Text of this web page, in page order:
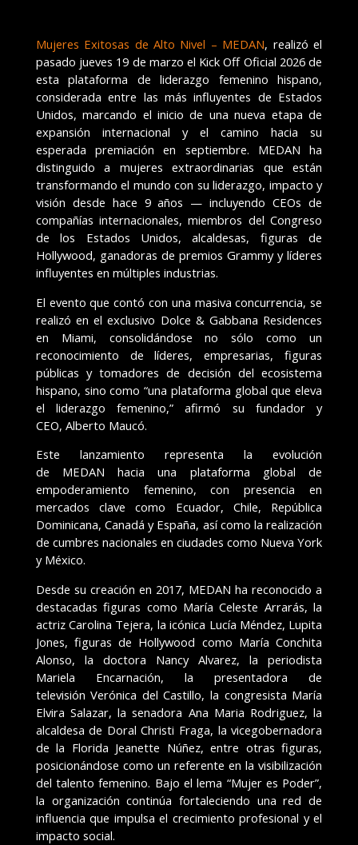
Mujeres Exitosas de Alto Nivel – MEDAN, realizó el
pasado jueves 19 de marzo el Kick Off Oficial 2026 de
esta plataforma de liderazgo femenino hispano,
considerada entre las más influyentes de Estados
Unidos, marcando el inicio de una nueva etapa de
expansión internacional y el camino hacia su
esperada premiación en septiembre. MEDAN ha
distinguido a mujeres extraordinarias que están
transformando el mundo con su liderazgo, impacto y
visión desde hace 9 años — incluyendo CEOs de
compañías internacionales, miembros del Congreso
de los Estados Unidos, alcaldesas, figuras de
Hollywood, ganadoras de premios Grammy y líderes
influyentes en múltiples industrias.
El evento que contó con una masiva concurrencia, se
realizó en el exclusivo Dolce & Gabbana Residences
en Miami, consolidándose no sólo como un
reconocimiento de líderes, empresarias, figuras
públicas y tomadores de decisión del ecosistema
hispano, sino como “una plataforma global que eleva
el liderazgo femenino,” afirmó su fundador y
CEO, Alberto Maucó.
Este lanzamiento representa la evolución
de MEDAN hacia una plataforma global de
empoderamiento femenino, con presencia en
mercados clave como Ecuador, Chile, República
Dominicana, Canadá y España, así como la realización
de cumbres nacionales en ciudades como Nueva York
y México.
Desde su creación en 2017, MEDAN ha reconocido a
destacadas figuras como María Celeste Arrarás, la
actriz Carolina Tejera, la icónica Lucía Méndez, Lupita
Jones, figuras de Hollywood como María Conchita
Alonso, la doctora Nancy Alvarez, la periodista
Mariela Encarnación, la presentadora de
televisión Verónica del Castillo, la congresista María
Elvira Salazar, la senadora Ana Maria Rodriguez, la
alcaldesa de Doral Christi Fraga, la vicegobernadora
de la Florida Jeanette Núñez, entre otras figuras,
posicionándose como un referente en la visibilización
del talento femenino. Bajo el lema “Mujer es Poder”,
la organización continúa fortaleciendo una red de
influencia que impulsa el crecimiento profesional y el
impacto social.